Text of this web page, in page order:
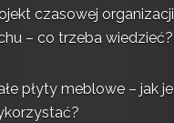
czasowej organizacji
– co trzeba wiedzieć?
płyty meblowe – jak je